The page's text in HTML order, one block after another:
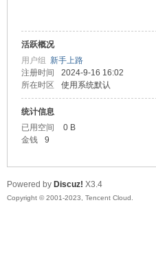
Bo
活跃概况
用户组 新手上路
注册时间
2024-9-16 16:02
所在时区
使用系统默认
统计信息
已用空间
0 B
金钱
9
Powered by Discuz! X3.4
Copyright © 2001-2023, Tencent Cloud.